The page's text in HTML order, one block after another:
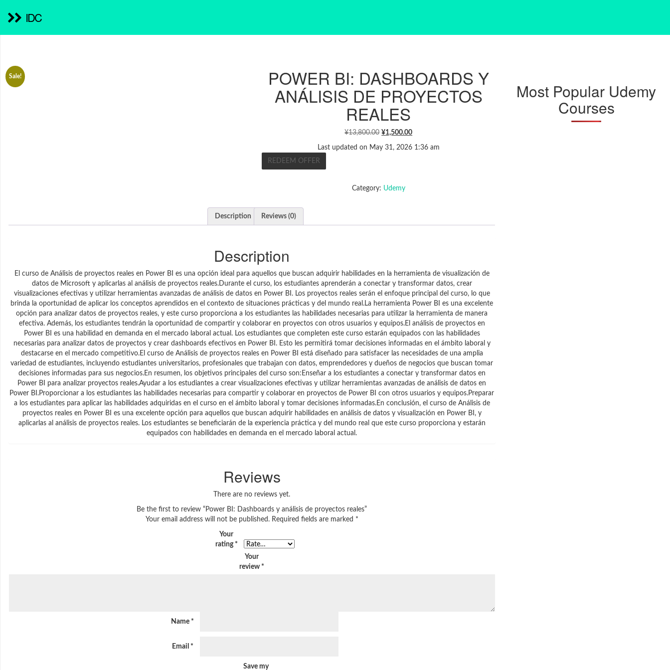
IDC
Sale! POWER BI: DASHBOARDS Y
ANÁLISIS DE PROYECTOS
REALES
¥13,800.00 ORIGINAL
WAS:
¥1,500.00CURRENT
Last updated on May 31, 2026 1:36 am
REDEEM OFFER
Category: Udemy
Description Reviews (0)
Description
El curso de Análisis de proyectos reales en Power BI es una opción ideal para aquellos que buscan adquirir habilidades en la herramienta de visualización de
datos de Microsoft y aplicarlas al análisis de proyectos reales.Durante el curso, los estudiantes aprenderán a conectar y transformar datos, crear
visualizaciones efectivas y utilizar herramientas avanzadas de análisis de datos en Power BI. Los proyectos reales serán el enfoque principal del curso, lo que
brinda la oportunidad de aplicar los conceptos aprendidos en el contexto de situaciones prácticas y del mundo real.La herramienta Power BI es una excelente
opción para analizar datos de proyectos reales, y este curso proporciona a los estudiantes las habilidades necesarias para utilizar la herramienta de manera
efectiva. Además, los estudiantes tendrán la oportunidad de compartir y colaborar en proyectos con otros usuarios y equipos.El análisis de proyectos en
Power BI es una habilidad en demanda en el mercado laboral actual. Los estudiantes que completen este curso estarán equipados con las habilidades
necesarias para analizar datos de proyectos y crear dashboards efectivos en Power BI. Esto les permitirá tomar decisiones informadas en el ámbito laboral y
destacarse en el mercado competitivo.El curso de Análisis de proyectos reales en Power BI está diseñado para satisfacer las necesidades de una amplia
variedad de estudiantes, incluyendo estudiantes universitarios, profesionales que trabajan con datos, emprendedores y dueños de negocios que buscan tomar
decisiones informadas para sus negocios.En resumen, los objetivos principales del curso son:Enseñar a los estudiantes a conectar y transformar datos en
Power BI para analizar proyectos reales.Ayudar a los estudiantes a crear visualizaciones efectivas y utilizar herramientas avanzadas de análisis de datos en
Power BI.Proporcionar a los estudiantes las habilidades necesarias para compartir y colaborar en proyectos de Power BI con otros usuarios y equipos.Preparar
a los estudiantes para aplicar las habilidades adquiridas en el curso en el ámbito laboral y tomar decisiones informadas.En conclusión, el curso de Análisis de
proyectos reales en Power BI es una excelente opción para aquellos que buscan adquirir habilidades en análisis de datos y visualización en Power BI, y
aplicarlas al análisis de proyectos reales. Los estudiantes se beneficiarán de la experiencia práctica y del mundo real que este curso proporciona y estarán
equipados con habilidades en demanda en el mercado laboral actual.
Reviews
There are no reviews yet.
Be the first to review “Power BI: Dashboards y análisis de proyectos reales”
Your email address will not be published. Required fields are marked *
Your
rating *
Your
review *
Name *
Email *
Save my
Most Popular Udemy
Courses